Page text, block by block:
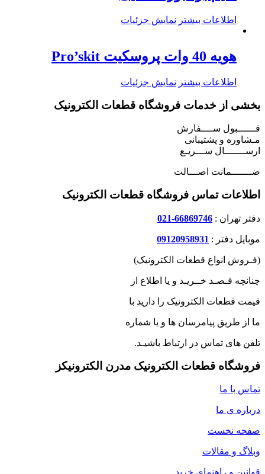
اطلاعات بیشتر نمایش جزئیات
هویه 40 وات پروسکیت Pro’skit
اطلاعات بیشتر نمایش جزئیات
بخشی از خدمات فروشگاه قطعات الکترونیک
قــــــبول ســــفارش
مـشاوره و پشتیبانی
ارســـــــال ســـریـع
ضـــــــمانت اصـــالت
اطلاعات تماس فروشگاه قطعات الکترونیک
دفتر تهران : 66869746-021
موبایل دفتر : 09120958931
(فـروش انواع قطعات الکترونیک)
چنانچه قـصـد خــریـد و یا اطلاع از
قیمت قطعات الکترونیک را دارید با
ما از طریق پیامرسان ها و یا شماره
تلفن های تماس در ارتباط باشیـد.
فروشگاه قطعات الکترونیک مدرن الکترونیکز
تماس با ما
درباره ی ما
صفحه نخست
وبلاگ و مقالات